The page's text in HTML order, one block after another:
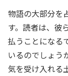
物語の大部分を
す。読者は、彼
払うことになる
いるのでしょう
気を受け入れる